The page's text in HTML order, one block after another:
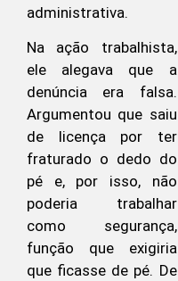
administrativa.
Na ação trabalhista,
ele alegava que a
denúncia era falsa.
Argumentou que saiu
de licença por ter
fraturado o dedo do
pé e, por isso, não
poderia trabalhar
como segurança,
função que exigiria
que ficasse de pé. De